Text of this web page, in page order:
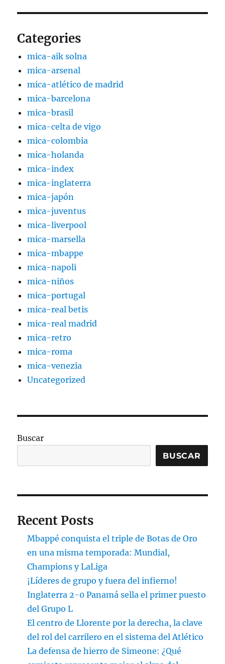
Categories
mica-aik solna
mica-arsenal
mica-atlético de madrid
mica-barcelona
mica-brasil
mica-celta de vigo
mica-colombia
mica-holanda
mica-index
mica-inglaterra
mica-japón
mica-juventus
mica-liverpool
mica-marsella
mica-mbappe
mica-napoli
mica-niños
mica-portugal
mica-real betis
mica-real madrid
mica-retro
mica-roma
mica-venezia
Uncategorized
Buscar
BUSCAR
Recent Posts
Mbappé conquista el triple de Botas de Oro
en una misma temporada: Mundial,
Champions y LaLiga
¡Líderes de grupo y fuera del infierno!
Inglaterra 2-0 Panamá sella el primer puesto
del Grupo L
El centro de Llorente por la derecha, la clave
del rol del carrilero en el sistema del Atlético
La defensa de hierro de Simeone: ¿Qué